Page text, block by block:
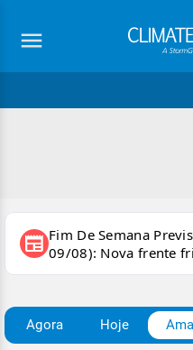
newspaper Fim De Semana
09/08): Nova frente
para áreas do país
Agora Hoje